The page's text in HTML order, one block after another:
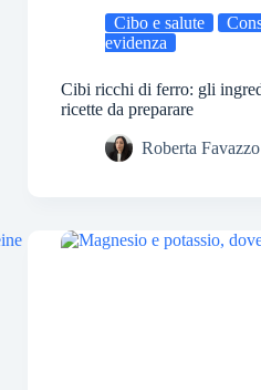
Cibo e salute
evidenza
Cibi ricchi di ferro: gli
ricette da preparare
Roberta Favazzo